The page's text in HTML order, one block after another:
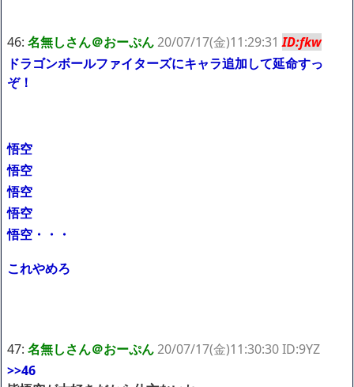
46: 名無しさん＠おーぷん20/07/17(金)11:29:31ID:fkw
ドラゴンボールファイターズにキャラ追加して延命すっ
ぞ！
悟空
悟空
悟空
悟空
悟空・・・
これやめろ
47: 名無しさん＠おーぷん20/07/17(金)11:30:30 ID:9YZ
>>46